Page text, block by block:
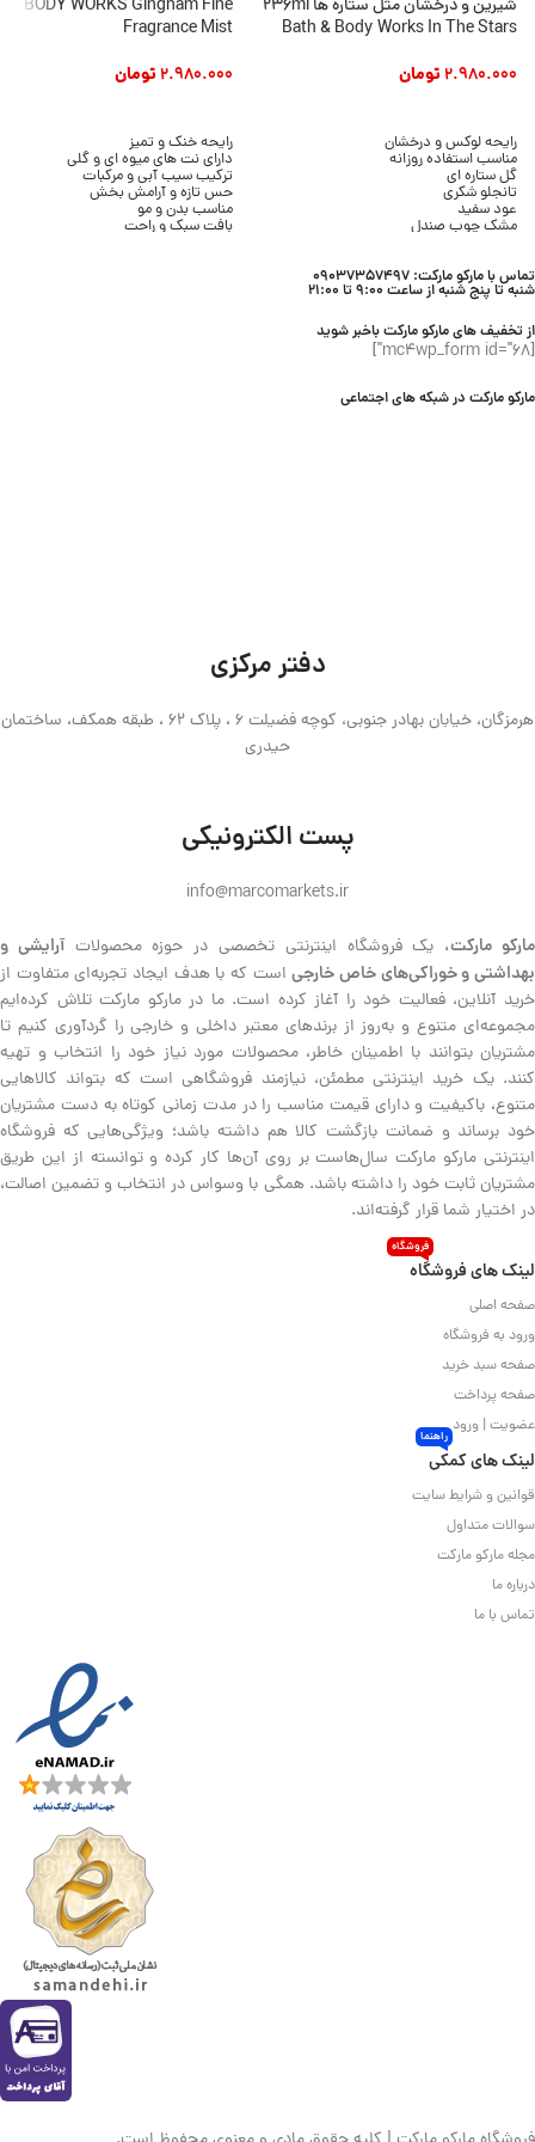
شیرین و درخشان مثل ستاره ها 236ml
Bath & Body Works In The Stars
2.980.000تومان
رایحه لوکس و درخشان
مناسب استفاده روزانه
گل ستاره ای
تانجلو شکری
عود سفید
مشک چوب صندل
حجم 236 میلی لیتر
برند Bath & Body Works
BODY WORKS Gingham Fine
Fragrance Mist
2.980.000تومان
رایحه خنک و تمیز
دارای نت های میوه ای و گلی
ترکیب سیب آبی و مرکبات
حس تازه و آرامش بخش
مناسب بدن و مو
بافت سبک و راحت
تماس با مارکو مارکت: 09037357497
شنبه تا پنج شنبه از ساعت 9:00 تا 21:00
از تخفیف های مارکو مارکت باخبر شوید
[mc4wp_form id="68"]
مارکو مارکت در شبکه های اجتماعی
دفتر مرکزی
هرمزگان، خیابان بهادر جنوبی، کوچه فضیلت 6 ، پلاک 62 ، طبقه همکف، ساختمان
حیدری
پست الکترونیکی
info@marcomarkets.ir
مارکو مارکت، یک فروشگاه اینترنتی تخصصی در حوزه محصولاتآرایشی و
بهداشتی و خوراکی‌های خاص خارجیاست که با هدف ایجاد تجربه‌ای متفاوت از
خرید آنلاین، فعالیت خود را آغاز کرده است. ما در مارکو مارکت تلاش کرده‌ایم
مجموعه‌ای متنوع و به‌روز از برندهای معتبر داخلی و خارجی را گردآوری کنیم تا
مشتریان بتوانند با اطمینان خاطر، محصولات مورد نیاز خود را انتخاب و تهیه
کنند. یک خرید اینترنتی مطمئن، نیازمند فروشگاهی است که بتواند کالاهایی
متنوع، باکیفیت و دارای قیمت مناسب را در مدت زمانی کوتاه به دست مشتریان
خود برساند و ضمانت بازگشت کالا هم داشته باشد؛ ویژگی‌هایی که فروشگاه
اینترنتی مارکو مارکت سال‌هاست بر روی آن‌ها کار کرده و توانسته از این طریق
مشتریان ثابت خود را داشته باشد. همگی با وسواس در انتخاب و تضمین اصالت،
در اختیار شما قرار گرفته‌اند.
لینک های فروشگاه
فروشگاه
صفحه اصلی
ورود به فروشگاه
صفحه سبد خرید
صفحه پرداخت
عضویت | ورود
لینک های کمکی
راهنما
قوانین و شرایط سایت
سوالات متداول
مجله مارکو مارکت
درباره ما
تماس با ما